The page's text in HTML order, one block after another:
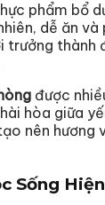
phẩm bổ
dễ ăn và
trưởng thành
được
hòa giữa
nên hương
Sống